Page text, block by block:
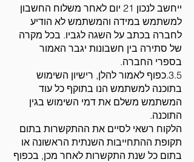
ייחשב לנכון 21 יום לאחר משלוח החשבון
למשתמש במידה והמשתמש לא הודיע
לחברה בכתב על השגה לגביו. בכל מקרה
של סתירה בין חשבונות יגבר האמור
בספרי החברה.
3.5.כפוף לאמור להלן, רישיון השימוש
בתוכנה למשתמש הנו בתוקף כל עוד
המשתמש משלם את דמי השימוש בגין
התוכנה.
הלקוח רשאי לסיים את ההתקשרות בתום
תקופת ההתחייבות השנתית הראשונה או
בתום כל שנת התקשרות לאחר מכן, בכפוף